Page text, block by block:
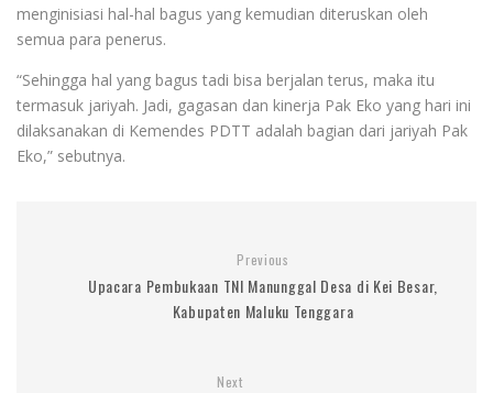
menginisiasi hal-hal bagus yang kemudian diteruskan oleh
semua para penerus.
“Sehingga hal yang bagus tadi bisa berjalan terus, maka itu
termasuk jariyah. Jadi, gagasan dan kinerja Pak Eko yang hari ini
dilaksanakan di Kemendes PDTT adalah bagian dari jariyah Pak
Eko,” sebutnya.
Previous
Upacara Pembukaan TNI Manunggal Desa di Kei Besar,
Kabupaten Maluku Tenggara
Next